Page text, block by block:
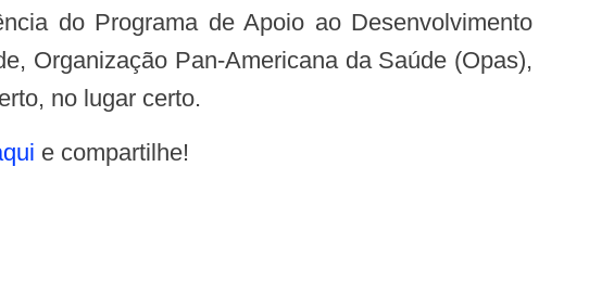
do Programa de Apoio ao Desenvolvimento
Organização Pan-Americana da Saúde (Opas),
no lugar certo.
e compartilhe!